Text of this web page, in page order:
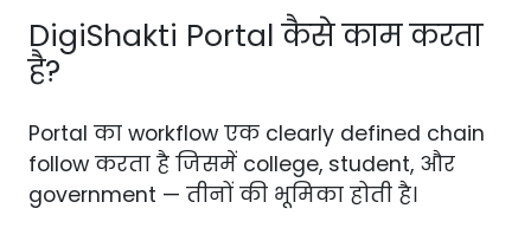
DigiShakti Portal कैसे काम करता
है?
Portal का workflow एक clearly defined chain
follow करता है जिसमें college, student, और
government — तीनों की भूमिका होती है।